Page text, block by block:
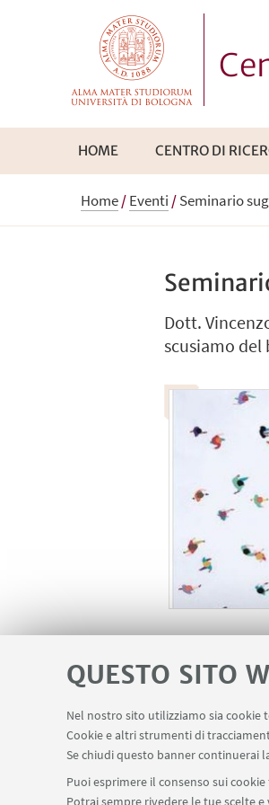
QUESTO SITO
Nel nostro sito utilizziamo sia cookie
Cookie e altri strumenti di
Se chiudi questo banner continuerai
Puoi esprimere il consenso sui
Potrai sempre rivedere le tue scelte
HOME CENTRO DI
Home/Eventi /Seminario
Dott.
scusiamo del
Link